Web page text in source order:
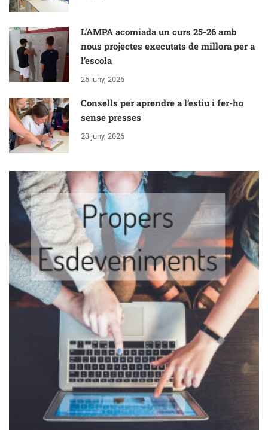
L’AMPA acomiada un curs 25-26 amb
nous projectes executats de millora per a
l’escola
25 juny, 2026
Consells per aprendre a l’estiu i fer-ho
sense presses
23 juny, 2026